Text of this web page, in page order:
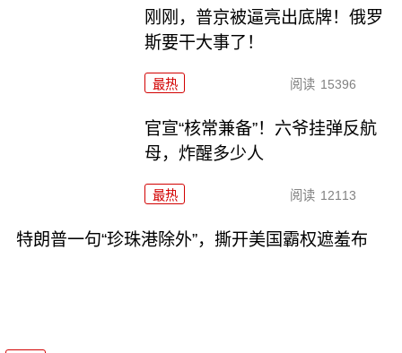
刚刚，普京被逼亮出底牌！俄罗
斯要干大事了！
最热 阅读 15396
官宣“核常兼备”！六爷挂弹反航
母，炸醒多少人
最热 阅读 12113
特朗普一句“珍珠港除外”，撕开美国霸权遮羞布